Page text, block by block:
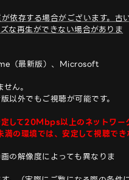
依存する場合がございます。古
な再生ができない場合がありま
（最新版）、Microsoft
ん。
外でもご視聴が可能です。
して20Mbps以上のネットワー
の環境では、安定して視聴でき
の解像度によっても異なりま